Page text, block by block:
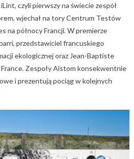
czyli pierwszy na świecie zespół
wjechał na tory Centrum Testów
na północy Francji. W premierze
przedstawiciel francuskiego
ekologicznej oraz Jean-Baptiste
Zespoły Alstom konsekwentnie
i prezentują pociąg w kolejnych